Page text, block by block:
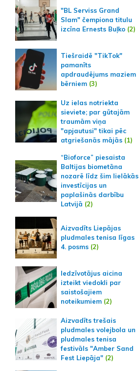
"BL Serviss Grand
Slam" čempiona titulu
izcīna Ernests Buļko(2)
Tiešraidē "TikTok"
pamanīts
apdraudējums maziem
bērniem(3)
Uz ielas notriekta
sieviete; par gūtajām
traumām viņa
"apjautusi" tikai pēc
atgriešanās mājās(1)
“Bioforce” piesaista
Baltijas biometāna
nozarē līdz šim lielākās
investīcijas un
paplašinās darbību
Latvijā (2)
Aizvadīts Liepājas
pludmales tenisa līgas
4. posms(2)
Iedzīvotājus aicina
izteikt viedokli par
saistošajiem
noteikumiem (2)
Aizvadīts trešais
pludmales volejbola un
pludmales tenisa
festivāls "Amber Sand
Fest Liepāja"(2)